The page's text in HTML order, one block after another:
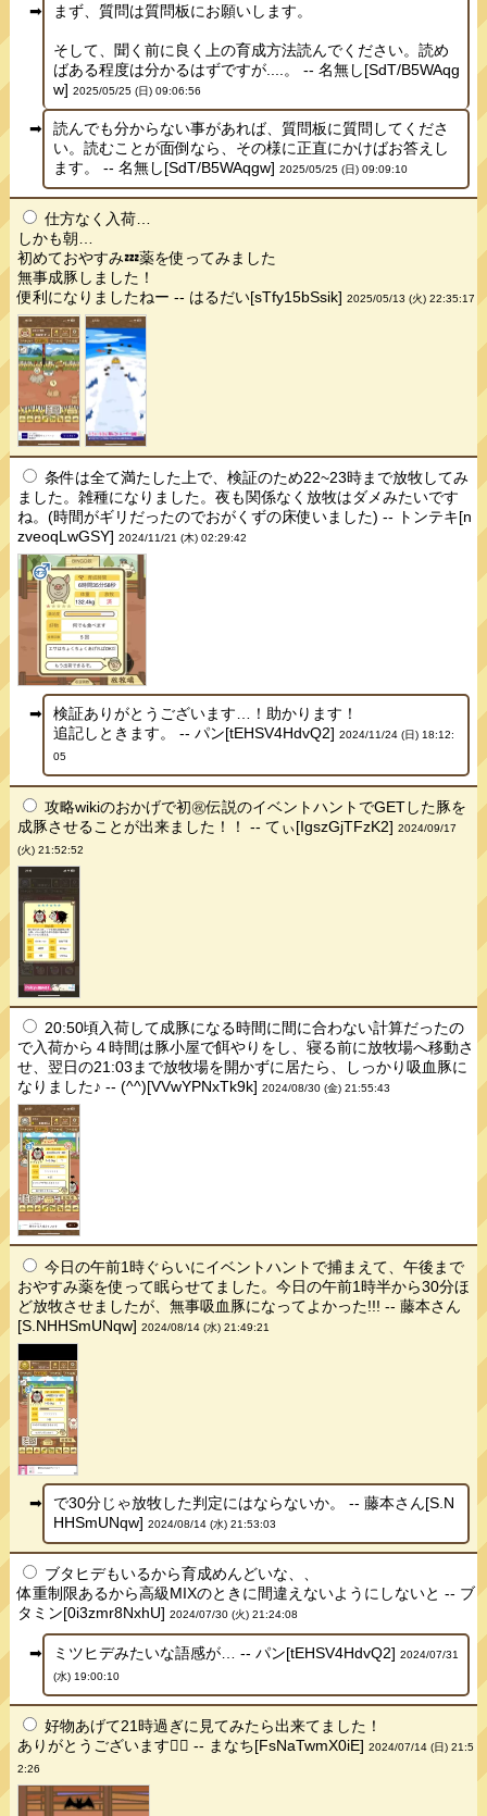
まず、質問は質問板にお願いします。
そして、聞く前に良く上の育成方法読んでください。読め
ばある程度は分かるはずですが....。 -- 名無し[SdT/B5WAqg
w] 2025/05/25 (日) 09:06:56
読んでも分からない事があれば、質問板に質問してくださ
い。読むことが面倒なら、その様に正直にかけばお答えし
ます。 -- 名無し[SdT/B5WAqgw] 2025/05/25 (日) 09:09:10
仕方なく入荷…
しかも朝…
初めておやすみ💤薬を使ってみました
無事成豚しました！
便利になりましたねー -- はるだい[sTfy15bSsik]2025/05/13 (火) 22:35:17
条件は全て満たした上で、検証のため22~23時まで放牧してみ
ました。雑種になりました。夜も関係なく放牧はダメみたいです
ね。(時間がギリだったのでおがくずの床使いました) -- トンテキ[n
zveoqLwGSY]2024/11/21 (木) 02:29:42
検証ありがとうございます…！助かります！
追記しときます。 -- パン[tEHSV4HdvQ2] 2024/11/24 (日) 18:12:
05
攻略wikiのおかげで初㊗️伝説のイベントハントでGETした豚を
成豚させることが出来ました！！ -- てぃ[IgszGjTFzK2]2024/09/17
(火) 21:52:52
20:50頃入荷して成豚になる時間に間に合わない計算だったの
で入荷から４時間は豚小屋で餌やりをし、寝る前に放牧場へ移動さ
せ、翌日の21:03まで放牧場を開かずに居たら、しっかり吸血豚に
なりました♪ -- (^^)[VVwYPNxTk9k]2024/08/30 (金) 21:55:43
今日の午前1時ぐらいにイベントハントで捕まえて、午後まで
おやすみ薬を使って眠らせてました。今日の午前1時半から30分ほ
ど放牧させましたが、無事吸血豚になってよかった!!! -- 藤本さん
[S.NHHSmUNqw]2024/08/14 (水) 21:49:21
で30分じゃ放牧した判定にはならないか。 -- 藤本さん[S.N
HHSmUNqw] 2024/08/14 (水) 21:53:03
ブタヒデもいるから育成めんどいな、、
体重制限あるから高級MIXのときに間違えないようにしないと -- ブ
タミン[0i3zmr8NxhU]2024/07/30 (火) 21:24:08
ミツヒデみたいな語感が… -- パン[tEHSV4HdvQ2] 2024/07/31
(水) 19:00:10
好物あげて21時過ぎに見てみたら出来てました！
ありがとうございます🙇‍♀️ -- まなち[FsNaTwmX0iE]2024/07/14 (日) 21:5
2:26